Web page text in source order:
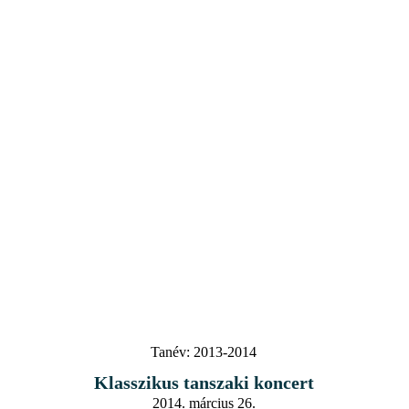
Tanév: 2013-2014
Klasszikus tanszaki koncert
2014. március 26.